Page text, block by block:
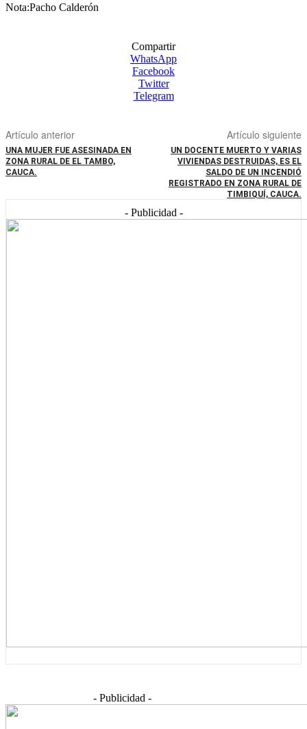
Nota:Pacho Calderón
Compartir
WhatsApp
Facebook
Twitter
Telegram
Artículo anterior
UNA MUJER FUE ASESINADA EN
ZONA RURAL DE EL TAMBO,
CAUCA.
Artículo siguiente
UN DOCENTE MUERTO Y VARIAS
VIVIENDAS DESTRUIDAS, ES EL
SALDO DE UN INCENDIÓ
REGISTRADO EN ZONA RURAL DE
TIMBIQUÍ, CAUCA.
- Publicidad -
- Publicidad -